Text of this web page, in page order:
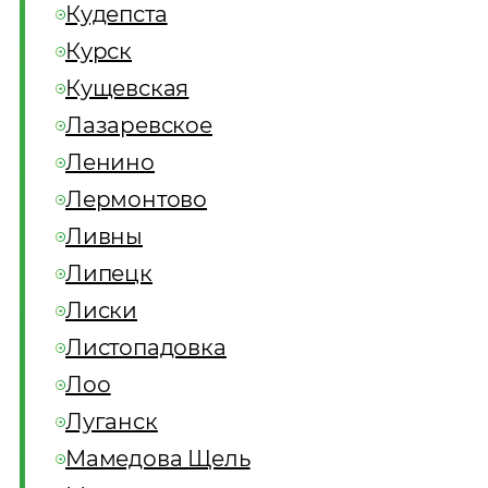
Кудепста
Курск
Кущевская
Лазаревское
Ленино
Лермонтово
Ливны
Липецк
Лиски
Листопадовка
Лоо
Луганск
Мамедова Щель